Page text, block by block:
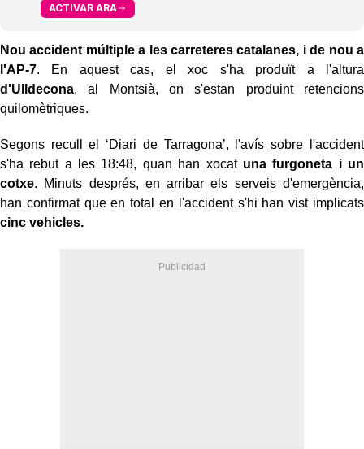
ACTIVAR ARA
Nou accident múltiple a les carreteres catalanes, i de nou a
l'AP-7. En aquest cas, el xoc s'ha produït a l'altura
d'Ulldecona, al Montsià, on s'estan produint retencions
quilomètriques.
Segons recull el ‘Diari de Tarragona’, l'avís sobre l'accident
s'ha rebut a les 18:48, quan han xocat una furgoneta i un
cotxe. Minuts després, en arribar els serveis d'emergència,
han confirmat que en total en l'accident s'hi han vist implicats
cinc vehicles.